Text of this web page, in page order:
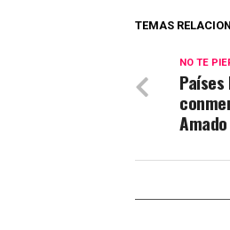
TEMAS
NO TE